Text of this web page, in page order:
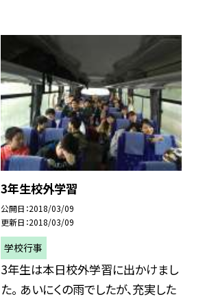
3年生校外学習
公開日 2018/03/09
更新日 2018/03/09
学校行事
3年生は本日校外学習に出かけまし
た。 あいにくの雨でしたが、充実した